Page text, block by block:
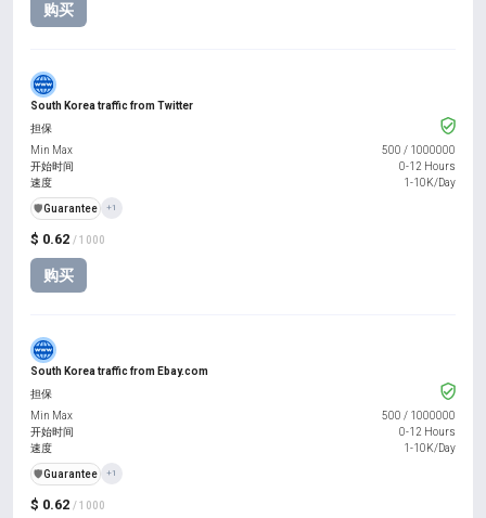
购买
South Korea traffic from Twitter
$ 0.62 / 1000
购买
担保
Min Max
500 / 1000000
开始时间
0-12 Hours
速度
1-10K/Day
️🛡️Guarantee +1
South Korea traffic from Ebay.com
$ 0.62 / 1000
担保
Min Max
500 / 1000000
开始时间
0-12 Hours
速度
1-10K/Day
️🛡️Guarantee +1